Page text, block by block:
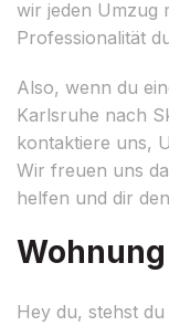
wir jeden Umzug
Professionalität
Also, wenn du
Karlsruhe nach
kontaktiere uns,
Wir freuen uns
helfen und dir
Hey du, stehst